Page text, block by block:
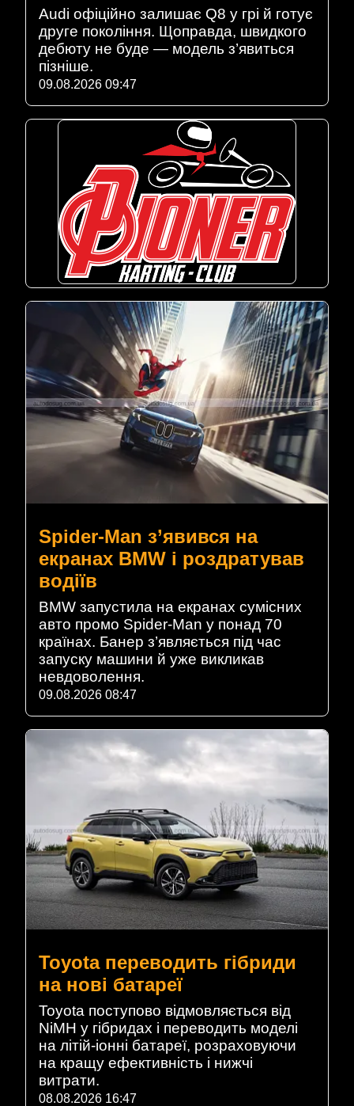
Audi офіційно залишає Q8 у грі й готує
друге покоління. Щоправда, швидкого
дебюту не буде — модель з’явиться
пізніше.
09.08.2026 09:47
Spider-Man з’явився на
екранах BMW і роздратував
водіїв
BMW запустила на екранах сумісних
авто промо Spider-Man у понад 70
країнах. Банер з’являється під час
запуску машини й уже викликав
невдоволення.
09.08.2026 08:47
Toyota переводить гібриди
на нові батареї
Toyota поступово відмовляється від
NiMH у гібридах і переводить моделі
на літій-іонні батареї, розраховуючи
на кращу ефективність і нижчі
витрати.
08.08.2026 16:47